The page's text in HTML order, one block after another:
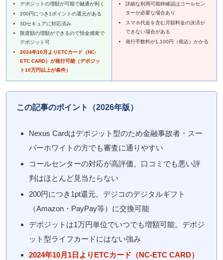
デポジットの増額が可能で融通が利く
200円につき1ポイントの還元がある
3Dセキュアに対応済み
限度額の増額ができるので預金感覚で
デポジット可
2024年10月よりETCカード（NC-
ETC CARD）が発行可能（デポジッ
ト10万円以上が条件）
詳細な利用可能枠確認はコールセン
ターが必要な場合あり
スマホ代金を含む月額料金の決済が
できない場合がある
発行手数料が1,100円（税込）かかる
この記事のポイント（2026年版）
Nexus Cardはデポジット型のため金融事故者・スー
パーホワイトの方でも審査に通りやすい
コールセンターの対応が高評価。口コミでも悪い評
判はほとんど見当たらない
200円につき1pt還元。デジコのデジタルギフト
（Amazon・PayPay等）に交換可能
デポジットは1万円単位でいつでも増額可能。デポジ
ット型ライフカードにはない強み
2024年10月1日よりETCカード（NC-ETC CARD）